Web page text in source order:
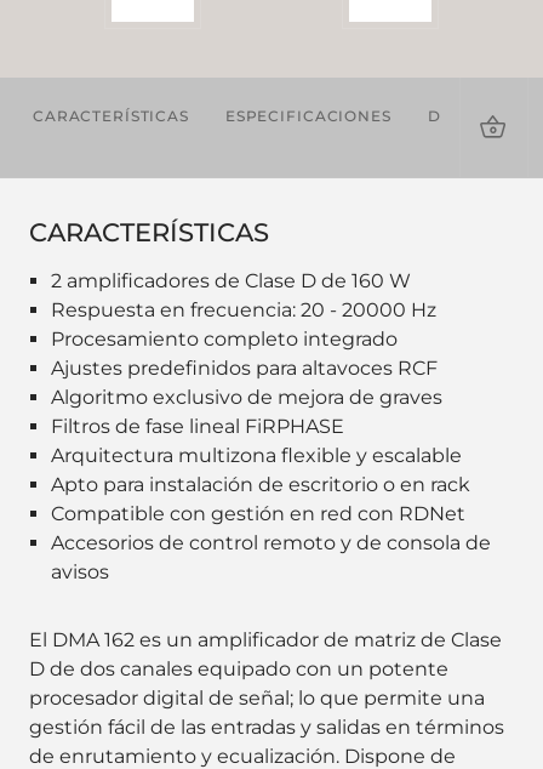
CARACTERÍSTICAS ESPECIFICACIONES DESCARGAS
CARACTERÍSTICAS
2 amplificadores de Clase D de 160 W
Respuesta en frecuencia: 20 - 20000 Hz
Procesamiento completo integrado
Ajustes predefinidos para altavoces RCF
Algoritmo exclusivo de mejora de graves
Filtros de fase lineal FiRPHASE
Arquitectura multizona flexible y escalable
Apto para instalación de escritorio o en rack
Compatible con gestión en red con RDNet
Accesorios de control remoto y de consola de
avisos
El DMA 162 es un amplificador de matriz de Clase
D de dos canales equipado con un potente
procesador digital de señal; lo que permite una
gestión fácil de las entradas y salidas en términos
de enrutamiento y ecualización. Dispone de